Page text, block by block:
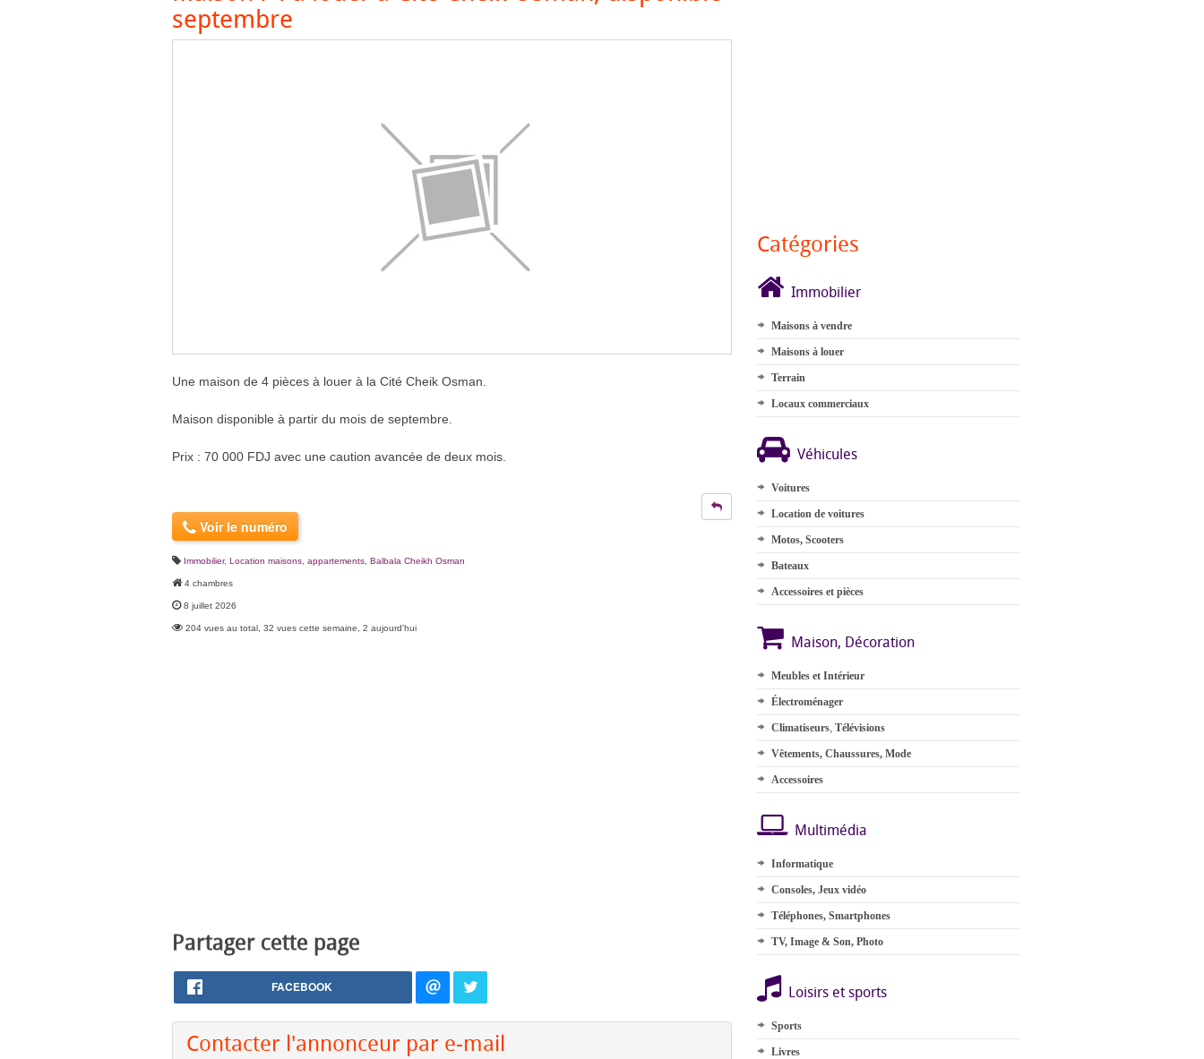
septembre
Une maison de 4 pièces à louer à la Cité Cheik Osman.
Maison disponible à partir du mois de septembre.
Prix : 70 000 FDJ avec une caution avancée de deux mois.
Voir le numéro
Immobilier, Location maisons, appartements Balbala Cheikh Osman
4 chambres
8 juillet 2026
204 vues au total, 32 vues cette semaine, 2 aujourd'hui
Partager cette page
FACEBOOK
Contacter l'annonceur par e-mail
Catégories
Immobilier
Maisons à vendre
Maisons à louer
Terrain
Locaux commerciaux
Véhicules
Voitures
Location de voitures
Motos, Scooters
Bateaux
Accessoires et pièces
Maison, Décoration
Meubles et Intérieur
Électroménager
Climatiseurs, Télévisions
Vêtements, Chaussures, Mode
Accessoires
Multimédia
Informatique
Consoles, Jeux vidéo
Téléphones, Smartphones
TV, Image & Son, Photo
Loisirs et sports
Sports
Livres